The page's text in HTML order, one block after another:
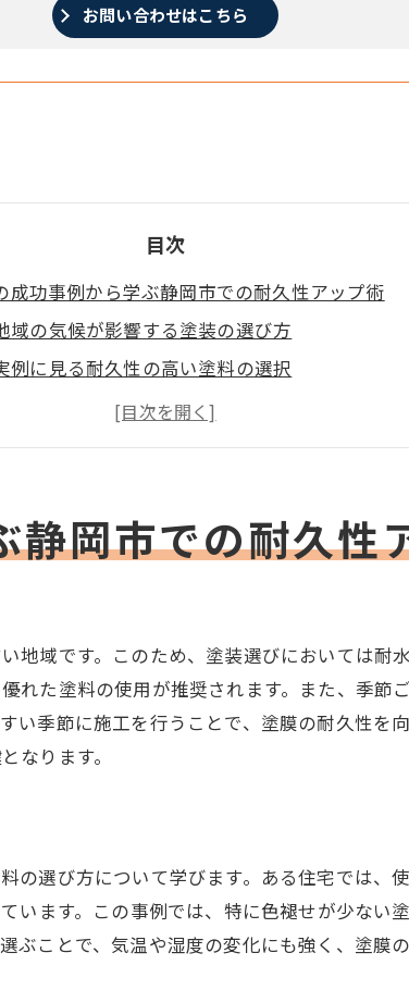
お問い合わせはこちら
目次
成功事例から学ぶ静岡市での耐久性アップ術
域の気候が影響する塗装の選び方
例に見る耐久性の高い塗料の選択
静岡市の環境に適した下地処理の重要性
工技術がもたらす長持ちの秘訣
験者の声から探る塗装の持続性
特有の気候を考慮した塗装の選び方
実例に基づく耐紫外線性の塗料選定
地域密着型で得た塗装のノウハウ
節ごとの塗装計画の立て方
域に溶け込むカラーコーディネート
景観を活かす色選びの成功事例
久性と美観を両立させる色選択
静岡市での耐久性
地域です。このため、塗装選びにおいては耐
れた塗料の使用が推奨されます。また、季節
い季節に施工を行うことで、塗膜の耐久性を
なります。
の選び方について学びます。ある住宅では、
います。この事例では、特に色褪せが少ない
ぶことで、気温や湿度の変化にも強く、塗膜